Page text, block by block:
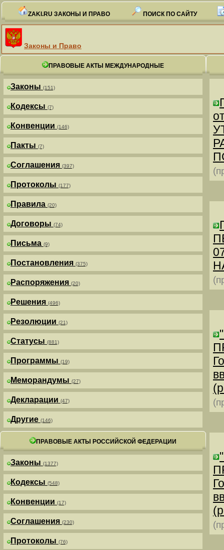
ZAKI.RU ЗАКОНЫ И ПРАВО ПОИСК ПО САЙТУ
Законы и Право
ПРАВОВЫЕ АКТЫ МЕЖДУНАРОДНЫЕ
Законы (151)
Кодексы (7)
Конвенции (146)
Пакты (7)
Соглашения (397)
Протоколы (177)
Правила (20)
Договоры (74)
Письма (9)
Постановления (375)
Распоряжения (20)
Решения (496)
Резолюции (21)
Статусы (881)
Программы (19)
Меморандумы (27)
Декларации (47)
Другие (146)
ПРАВОВЫЕ АКТЫ РОССИЙСКОЙ ФЕДЕРАЦИИ
Законы (1377)
Кодексы (548)
Конвенции (17)
Соглашения (230)
Протоколы (76)